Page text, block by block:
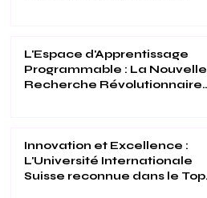
L'Espace d'Apprentissage
Programmable : La Nouvelle
Recherche Révolutionnaire
Innovation et Excellence :
L'Université Internationale
Suisse reconnue dans le Top